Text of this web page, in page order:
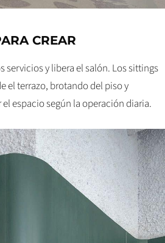
CREAR
servicios y libera el salón. Los sittings
el terrazo, brotando del piso y
espacio según la operación diaria.